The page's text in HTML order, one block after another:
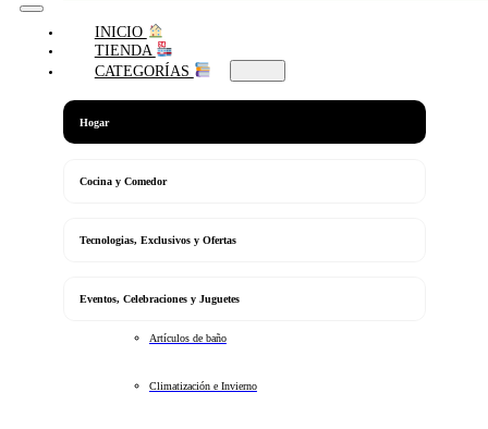
INICIO
TIENDA
CATEGORÍAS
Hogar
Cocina y Comedor
Tecnologias, Exclusivos y Ofertas
Eventos, Celebraciones y Juguetes
Artículos de baño
Climatización e Invierno